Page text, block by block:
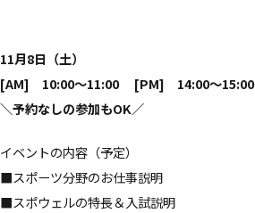
11月8日（土）
[AM] 10:00～11:00 [PM] 14:00～15:00
＼予約なしの参加もOK／
イベントの内容（予定）
■スポーツ分野のお仕事説明
■スポウェルの特長＆入試説明